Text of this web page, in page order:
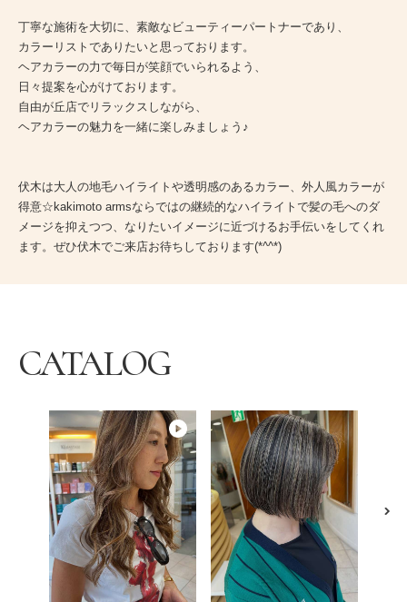
丁寧な施術を大切に、素敵なビューティーパートナーであり、
カラーリストでありたいと思っております。
ヘアカラーの力で毎日が笑顔でいられるよう、
日々提案を心がけております。
自由が丘店でリラックスしながら、
ヘアカラーの魅力を一緒に楽しみましょう♪
伏木は大人の地毛ハイライトや透明感のあるカラー、外人風カラーが
得意☆kakimoto armsならではの継続的なハイライトで髪の毛へのダ
メージを抑えつつ、なりたいイメージに近づけるお手伝いをしてくれ
ます。ぜひ伏木でご来店お待ちしております(*^^*)
CATALOG